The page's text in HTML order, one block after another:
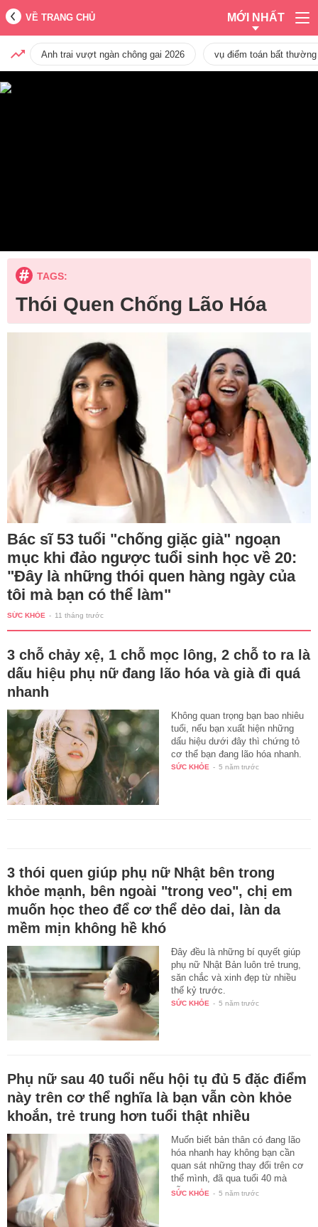
VỀ TRANG CHỦ MỚI NHẤT
Anh trai vượt ngàn chông gai 2026 vụ điểm toán bất
TAGS:
Thói Quen Chống Lão Hóa
Bác sĩ 53 tuổi "chống giặc già" ngoạn
mục khi đảo ngược tuổi sinh học về 20:
"Đây là những thói quen hàng ngày của
tôi mà bạn có thể làm"
SỨC KHỎE - 11 tháng trước
3 chỗ chảy xệ, 1 chỗ mọc lông, 2 chỗ to ra là
dấu hiệu phụ nữ đang lão hóa và già đi quá
nhanh
Không quan trọng bạn bao nhiêu
tuổi, nếu bạn xuất hiện những
dấu hiệu dưới đây thì chứng tỏ
cơ thể bạn đang lão hóa nhanh.
SỨC KHỎE - 5 năm trước
3 thói quen giúp phụ nữ Nhật bên trong
khỏe mạnh, bên ngoài "trong veo", chị em
muốn học theo để cơ thể dẻo dai, làn da
mềm mịn không hề khó
Đây đều là những bí quyết giúp
phụ nữ Nhật Bản luôn trẻ trung,
săn chắc và xinh đẹp từ nhiều
thế kỷ trước.
SỨC KHỎE - 5 năm trước
Phụ nữ sau 40 tuổi nếu hội tụ đủ 5 đặc điểm
này trên cơ thể nghĩa là bạn vẫn còn khỏe
khoắn, trẻ trung hơn tuổi thật nhiều
Muốn biết bản thân có đang lão
hóa nhanh hay không bạn cần
quan sát những thay đổi trên cơ
thể mình, đã qua tuổi 40 mà
vẫn…
SỨC KHỎE - 5 năm trước